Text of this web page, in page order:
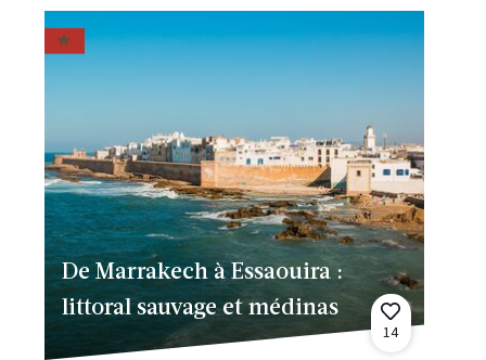
De Marrakech à Essaouira :
littoral sauvage et médinas
14